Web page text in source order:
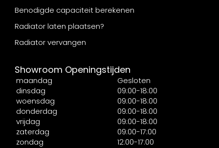
Benodigde capaciteit berekenen
Radiator laten plaatsen?
Radiator vervangen
Showroom Openingstijden
maandag
Gesloten
dinsdag
09:00-18:00
woensdag
09:00-18:00
donderdag
09:00-18:00
vrijdag
09:00-18:00
zaterdag
09:00-17:00
zondag
12:00-17:00